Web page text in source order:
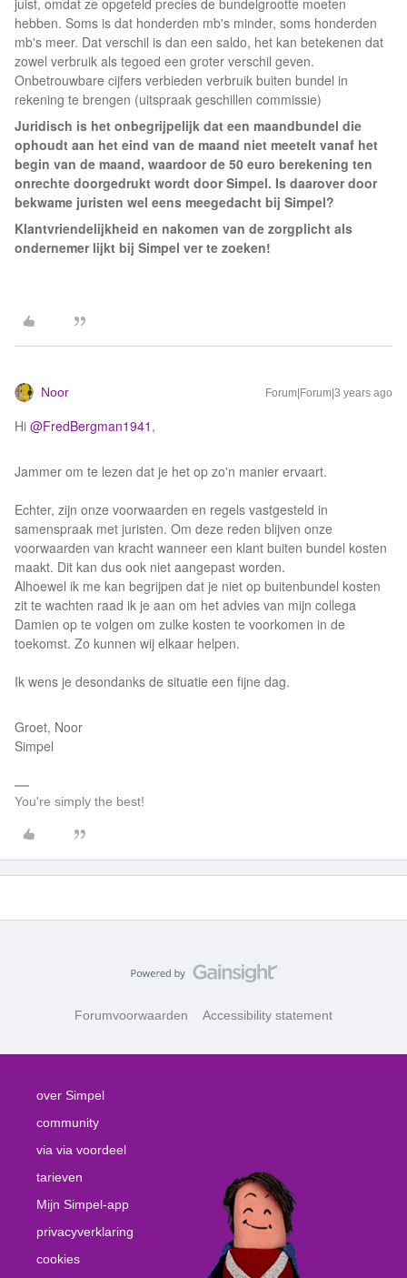
hebben. Soms is dat honderden mb's minder, soms honderden
mb's meer. Dat verschil is dan een saldo, het kan betekenen dat
zowel verbruik als tegoed een groter verschil geven.
Onbetrouwbare cijfers verbieden verbruik buiten bundel in
rekening te brengen (uitspraak geschillen commissie)
Juridisch is het onbegrijpelijk dat een maandbundel die
ophoudt aan het eind van de maand niet meetelt vanaf het
begin van de maand, waardoor de 50 euro berekening ten
onrechte doorgedrukt wordt door Simpel. Is daarover door
bekwame juristen wel eens meegedacht bij Simpel?
Klantvriendelijkheid en nakomen van de zorgplicht als
ondernemer lijkt bij Simpel ver te zoeken!
Noor Forum|Forum|3 years ago
Hi @FredBergman1941 ,
Jammer om te lezen dat je het op zo'n manier ervaart.
Echter, zijn onze voorwaarden en regels vastgesteld in
samenspraak met juristen. Om deze reden blijven onze
voorwaarden van kracht wanneer een klant buiten bundel kosten
maakt. Dit kan dus ook niet aangepast worden.
Alhoewel ik me kan begrijpen dat je niet op buitenbundel kosten
zit te wachten raad ik je aan om het advies van mijn collega
Damien op te volgen om zulke kosten te voorkomen in de
toekomst. Zo kunnen wij elkaar helpen.
Ik wens je desondanks de situatie een fijne dag.
Groet, Noor
Simpel
You're simply the best!
Forumvoorwaarden Accessibility statement
over Simpel
community
via via voordeel
tarieven
Mijn Simpel-app
privacyverklaring
cookies